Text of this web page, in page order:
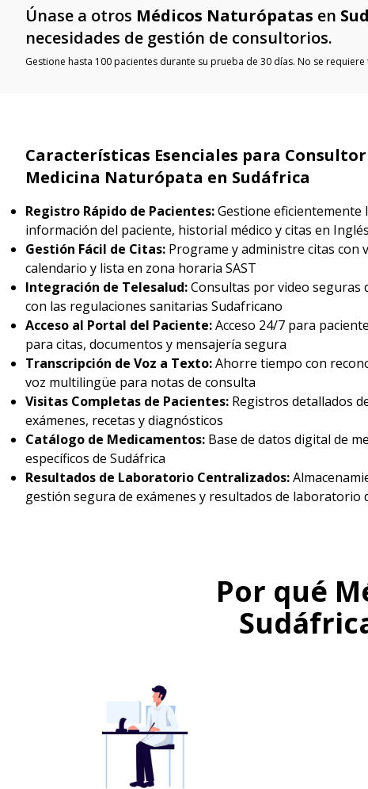
Únase a otros Médicos Naturópatas en
necesidades de gestión de consultorios.
Gestione hasta 100 pacientes durante su prueba de 30 días. No se
Características Esenciales para
Medicina Naturópata en Sudáfrica
Registro Rápido de Pacientes:Gestione eficientemente
información del paciente, historial médico y citas en Inglés
Gestión Fácil de Citas: Programe y administre citas con
calendario y lista en zona horaria SAST
Integración de Telesalud:Consultas por video seguras
con las regulaciones sanitarias Sudafricano
Acceso al Portal del Paciente:Acceso 24/7 para
para citas, documentos y mensajería segura
Transcripción de Voz a Texto:Ahorre tiempo con
voz multilingüe para notas de consulta
Visitas Completas de Pacientes: Registros detallados
exámenes, recetas y diagnósticos
Catálogo de Medicamentos: Base de datos digital de
específicos de Sudáfrica
Resultados de Laboratorio Centralizados:
gestión segura de exámenes y resultados de laboratorio
Por qué